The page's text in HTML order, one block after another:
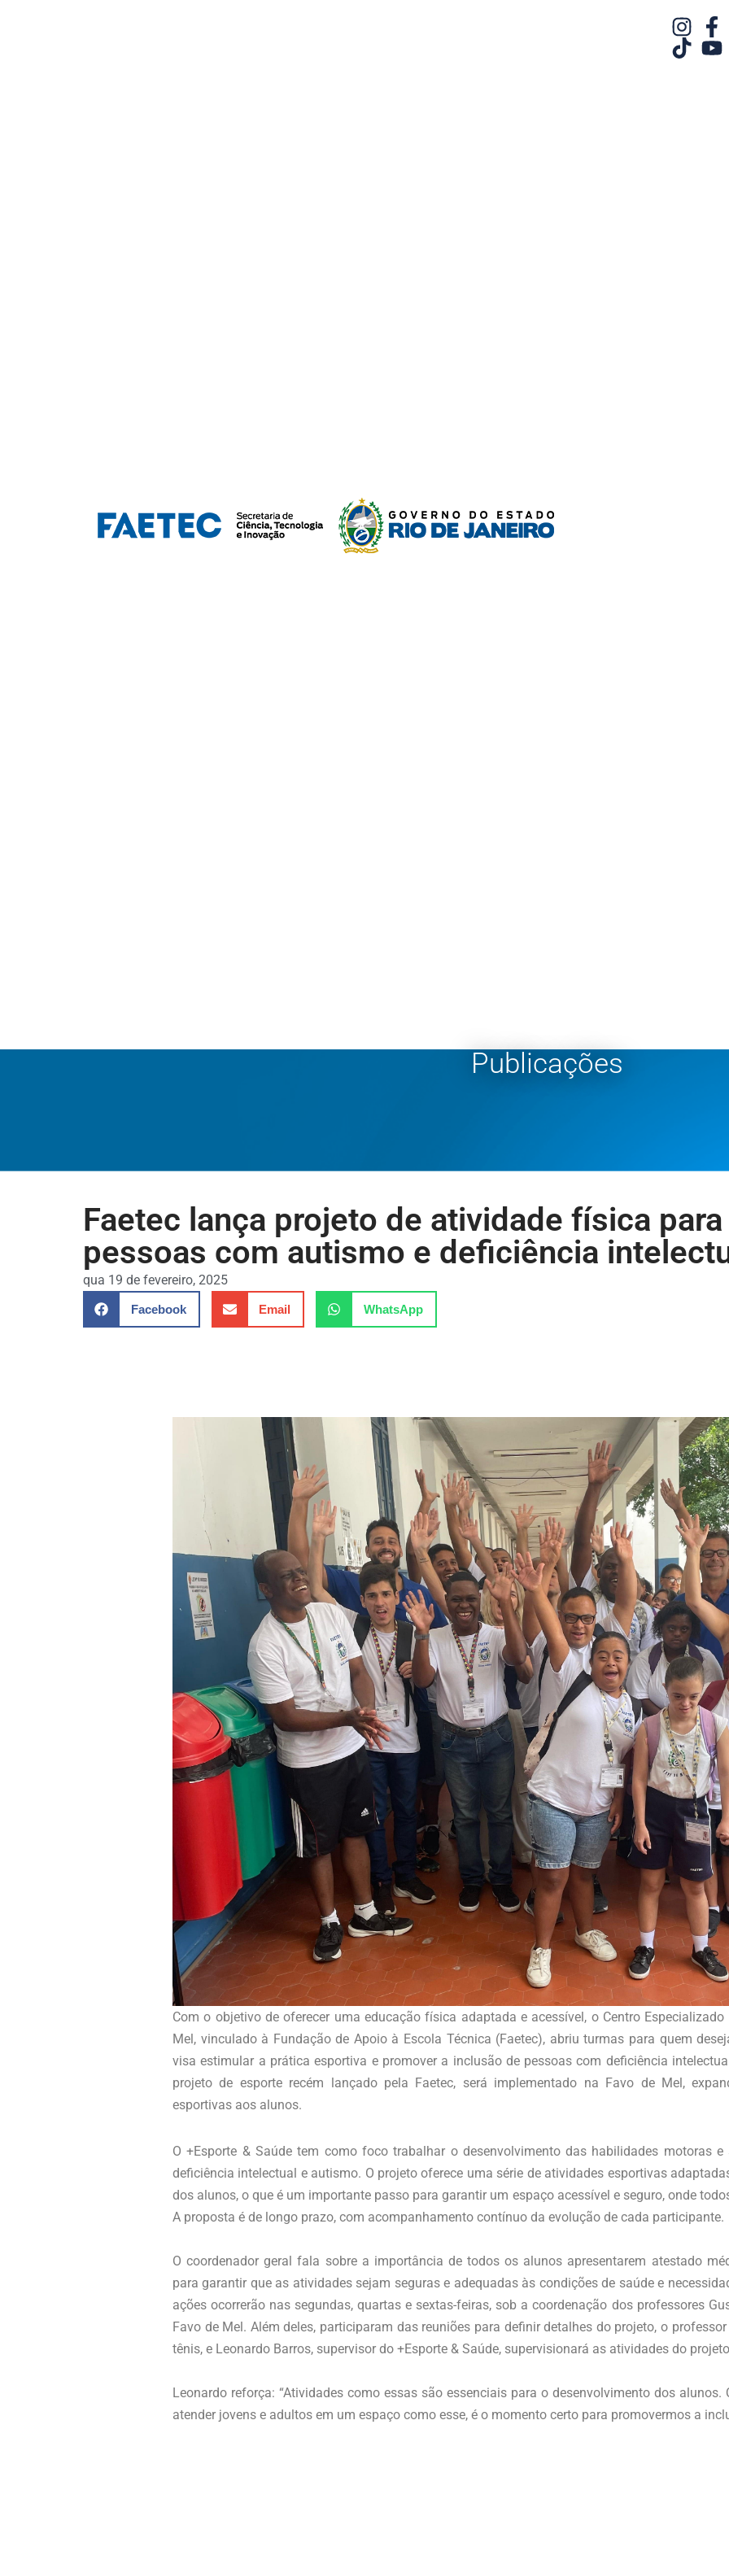
Publicações
Faetec lança projeto de atividade física para
pessoas com autismo e deficiência
qua 19 de fevereiro, 2025
Facebook Email WhatsApp
Com o objetivo de oferecer uma educação física adaptada e acessível, o Centro
Mel, vinculado à Fundação de Apoio à Escola Técnica (Faetec), abriu turmas para quem
visa estimular a prática esportiva e promover a inclusão de pessoas com deficiência
projeto de esporte recém lançado pela Faetec, será implementado na Favo de Mel,
esportivas aos alunos.
O +Esporte & Saúde tem como foco trabalhar o desenvolvimento das habilidades motoras
deficiência intelectual e autismo. O projeto oferece uma série de atividades esportivas
dos alunos, o que é um importante passo para garantir um espaço acessível e seguro, onde
A proposta é de longo prazo, com acompanhamento contínuo da evolução de cada participante.
O coordenador geral fala sobre a importância de todos os alunos apresentarem atestado
para garantir que as atividades sejam seguras e adequadas às condições de saúde e
ações ocorrerão nas segundas, quartas e sextas-feiras, sob a coordenação dos professores
Favo de Mel. Além deles, participaram das reuniões para definir detalhes do projeto, o
tênis, e Leonardo Barros, supervisor do +Esporte & Saúde, supervisionará as atividades do
Leonardo reforça: “Atividades como essas são essenciais para o desenvolvimento dos
atender jovens e adultos em um espaço como esse, é o momento certo para promovermos a